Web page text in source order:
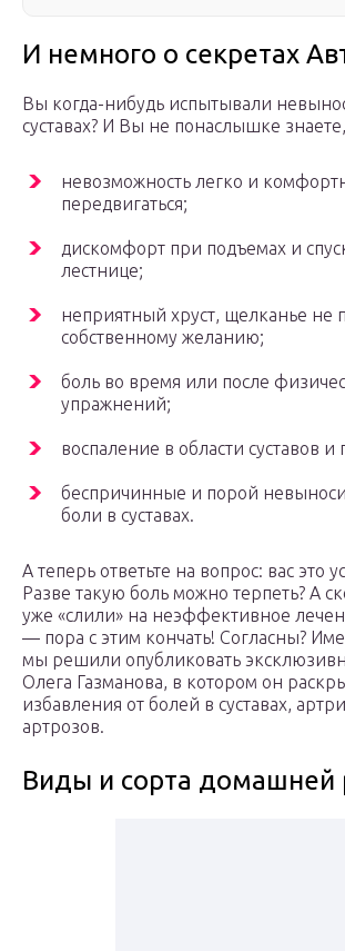
И немного о секретах
Вы когда-нибудь испытывали
суставах? И Вы не понаслышке
невозможность легко и
передвигаться;
дискомфорт при подъемах и
лестнице;
неприятный хруст, щелканье не
собственному желанию;
боль во время или после
упражнений;
воспаление в области суставов и
беспричинные и порой
боли в суставах.
А теперь ответьте на вопрос: вас это
Разве такую боль можно терпеть? А
уже «слили» на неэффективное
— пора с этим кончать! Согласны?
мы решили опубликовать
Олега Газманова, в котором он
избавления от болей в суставах,
артрозов.
Виды и сорта домашней